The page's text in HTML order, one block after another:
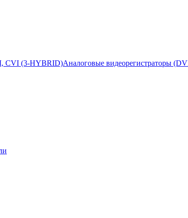
CVI (3-HYBRID)Аналоговые видеорегистраторы